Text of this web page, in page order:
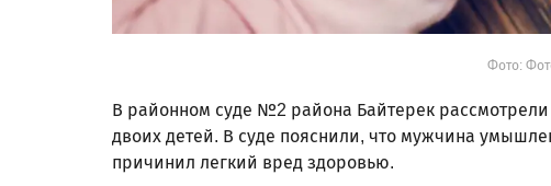
Фото:
В районном суде №2 района Байтерек
двоих детей. В суде пояснили, что мужчина
причинил легкий вред здоровью.